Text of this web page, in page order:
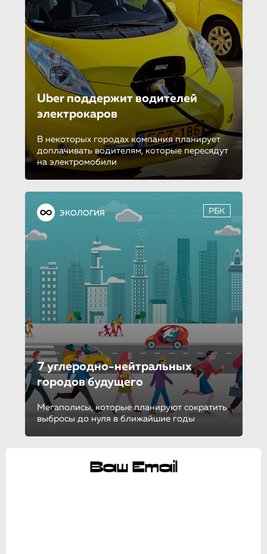
Uber поддержит водителей
электрокаров
В некоторых городах компания планирует
доплачивать водителям, которые пересядут
на электромобили
ЭКОЛОГИЯ РБК
7 углеродно-ней­траль­ных
городов будущего
Мегаполисы, которые планируют сократить
выбросы до нуля в ближайшие годы
Ваш Email